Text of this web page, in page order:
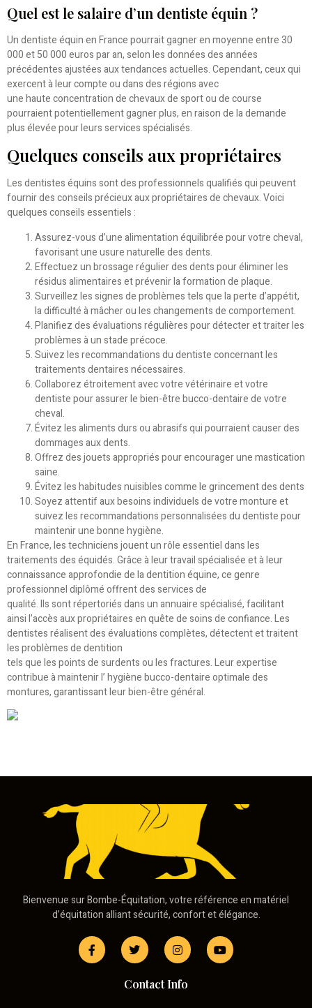
Quel est le salaire d’un dentiste équin ?
Un dentiste équin en France pourrait gagner en moyenne entre 30
000 et 50 000 euros par an, selon les données des années
précédentes ajustées aux tendances actuelles. Cependant, ceux qui
exercent à leur compte ou dans des régions avec
une haute concentration de chevaux de sport ou de course
pourraient potentiellement gagner plus, en raison de la demande
plus élevée pour leurs services spécialisés.
Quelques conseils aux propriétaires
Les dentistes équins sont des professionnels qualifiés qui peuvent
fournir des conseils précieux aux propriétaires de chevaux. Voici
quelques conseils essentiels :
Assurez-vous d’une alimentation équilibrée pour votre cheval,
favorisant une usure naturelle des dents.
Effectuez un brossage régulier des dents pour éliminer les
résidus alimentaires et prévenir la formation de plaque.
Surveillez les signes de problèmes tels que la perte d’appétit,
la difficulté à mâcher ou les changements de comportement.
Planifiez des évaluations régulières pour détecter et traiter les
problèmes à un stade précoce.
Suivez les recommandations du dentiste concernant les
traitements dentaires nécessaires.
Collaborez étroitement avec votre vétérinaire et votre
dentiste pour assurer le bien-être bucco-dentaire de votre
cheval.
Évitez les aliments durs ou abrasifs qui pourraient causer des
dommages aux dents.
Offrez des jouets appropriés pour encourager une mastication
saine.
Évitez les habitudes nuisibles comme le grincement des dents
Soyez attentif aux besoins individuels de votre monture et
suivez les recommandations personnalisées du dentiste pour
maintenir une bonne hygiène.
En France, les techniciens jouent un rôle essentiel dans les
traitements des équidés. Grâce à leur travail spécialisée et à leur
connaissance approfondie de la dentition équine, ce genre
professionnel diplômé offrent des services de
qualité. Ils sont répertoriés dans un annuaire spécialisé, facilitant
ainsi l’accès aux propriétaires en quête de soins de confiance. Les
dentistes réalisent des évaluations complètes, détectent et traitent
les problèmes de dentition
tels que les points de surdents ou les fractures. Leur expertise
contribue à maintenir l’ hygiène bucco-dentaire optimale des
montures, garantissant leur bien-être général.
Bienvenue sur Bombe-Équitation, votre référence en matériel
d’équitation alliant sécurité, confort et élégance.
Contact Info